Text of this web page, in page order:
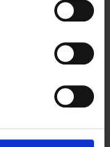
o usare
(o
di